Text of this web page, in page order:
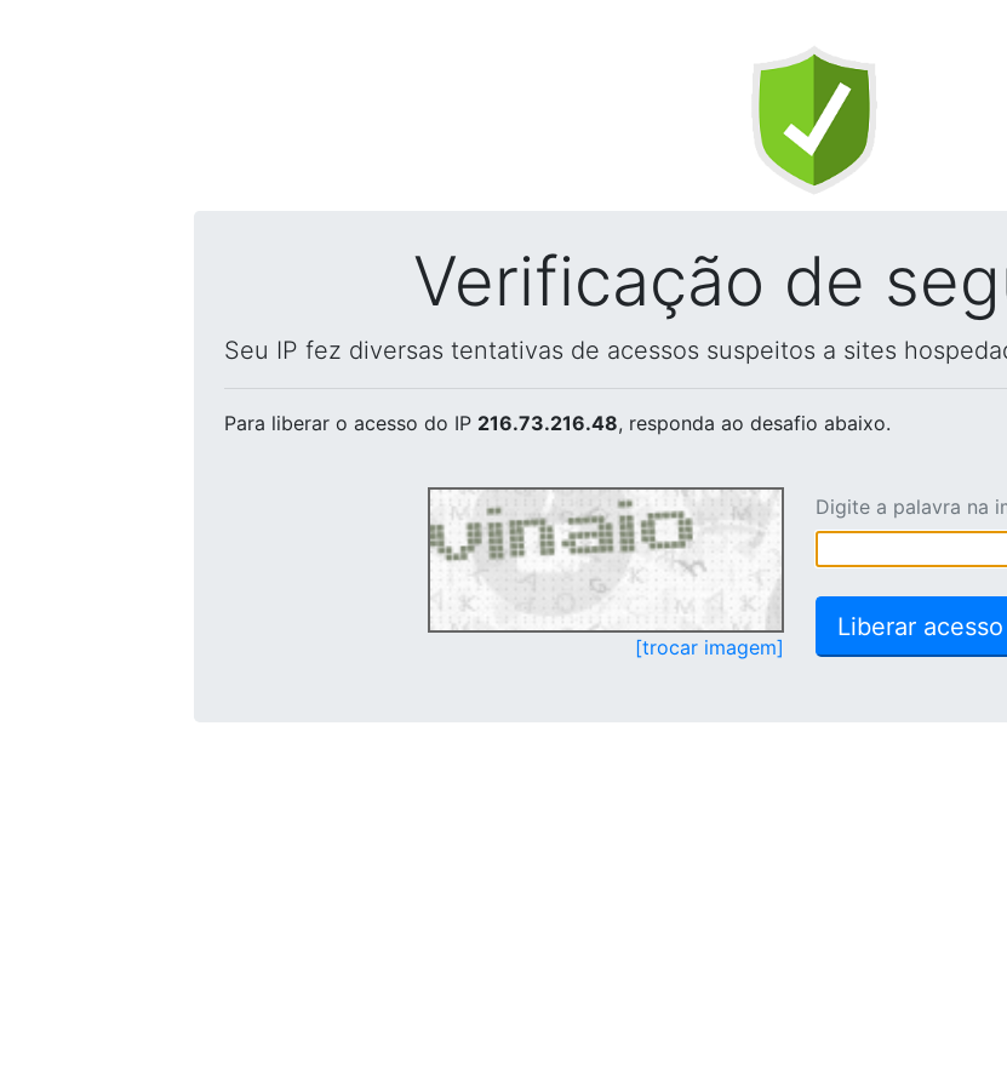
Verificação de
Seu IP fez diversas tentativas de acessos suspeitos a sites
Para liberar o acesso do IP 216.73.216.48, responda ao desafio abaixo.
[trocar imagem]
Digite a palavra na